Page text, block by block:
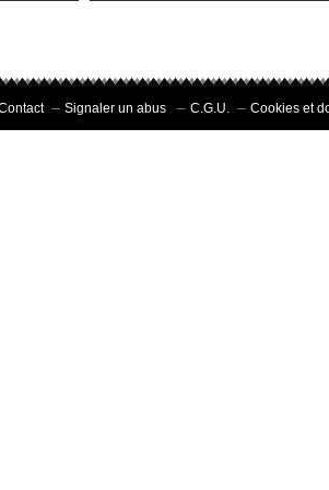
Signaler un abus C.G.U. Cookies et